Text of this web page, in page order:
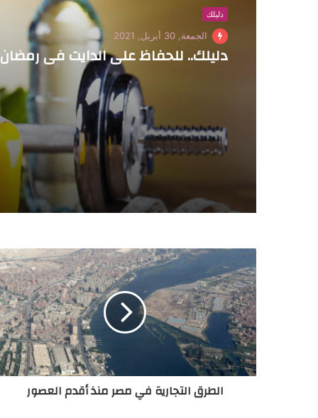
دليلك
الجمعة, 30 أبريل, 2021
دليلك.. للحفاظ على الدايت في رمضان
الطرق التجارية في مصر منذ أقدم العصور